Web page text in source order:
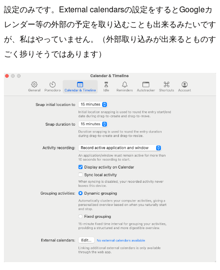
設定のみです。External calendarsの設定をするとGoogleカ
レンダー等の外部の予定を取り込むことも出来るみたいです
が、私はやっていません。（外部取り込みが出来るとものす
ごく捗りそうではあります）